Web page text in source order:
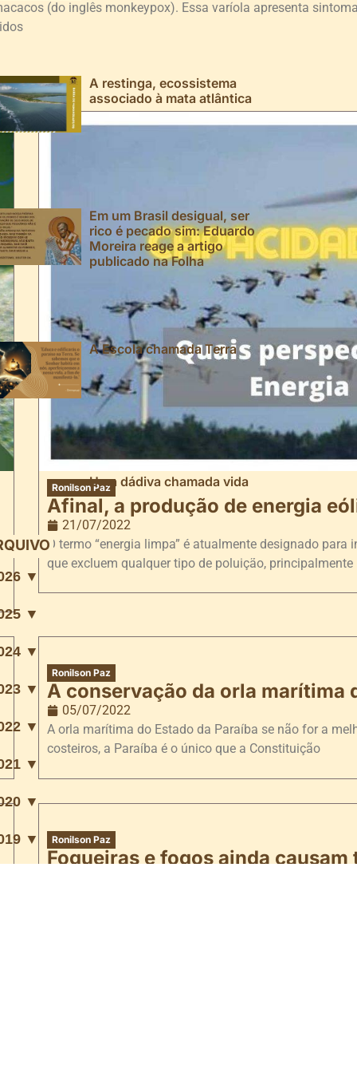
(do inglês monkeypox). Essa varíola apresenta
Ronilson Paz
Afinal, a produção de energia
21/07/2022
O termo “energia limpa” é atualmente designado
que excluem qualquer tipo de poluição,
Ronilson Paz
A conservação da orla marítima
05/07/2022
A orla marítima do Estado da Paraíba se não for a
costeiros, a Paraíba é o único que a Constituição
Ronilson Paz
Fogueiras e fogos ainda
A restinga, ecossistema
associado à mata atlântica
Em um Brasil desigual, ser
rico é pecado sim: Eduardo
Moreira reage a artigo
publicado na Folha
A Escola chamada Terra
Uma dádiva chamada vida
▼
▼
▼
▼
▼
▼
▼
▼